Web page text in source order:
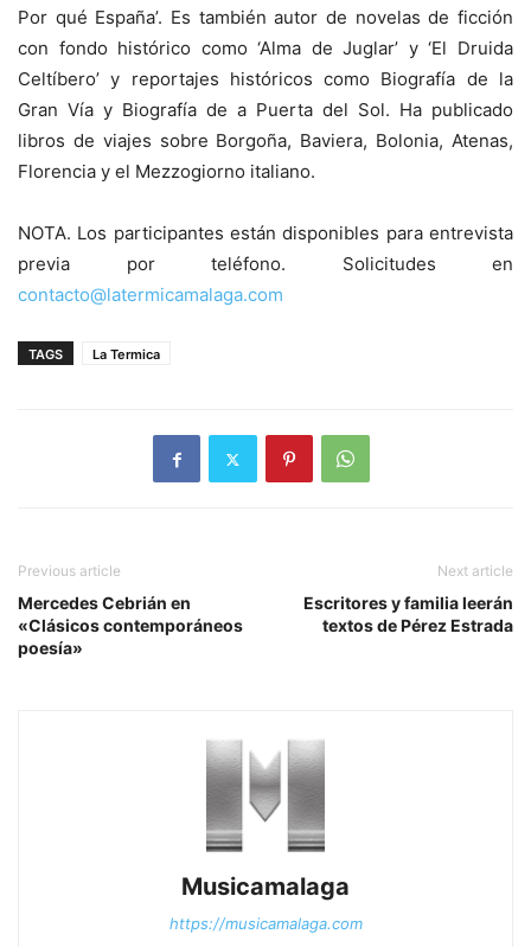
Por qué España’. Es también autor de novelas de ficción
con fondo histórico como ‘Alma de Juglar’ y ‘El Druida
Celtíbero’ y reportajes históricos como Biografía de la
Gran Vía y Biografía de a Puerta del Sol. Ha publicado
libros de viajes sobre Borgoña, Baviera, Bolonia, Atenas,
Florencia y el Mezzogiorno italiano.
NOTA. Los participantes están disponibles para entrevista
previa por teléfono. Solicitudes en
contacto@latermicamalaga.com
TAGS La Termica
Previous article
Mercedes Cebrián en
«Clásicos contemporáneos
poesía»
Next article
Escritores y familia leerán
textos de Pérez Estrada
Musicamalaga
https://musicamalaga.com